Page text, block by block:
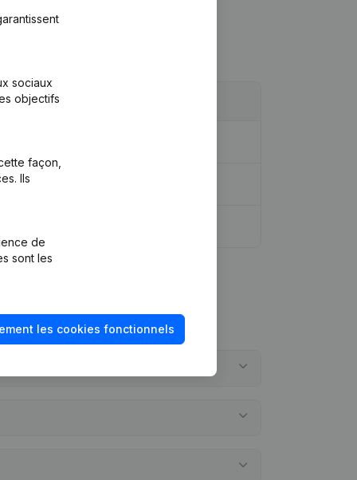
Autres Modifications, …)
sociaux
objectifs
façon,
Ils
de
sont les
les cookies fonctionnels